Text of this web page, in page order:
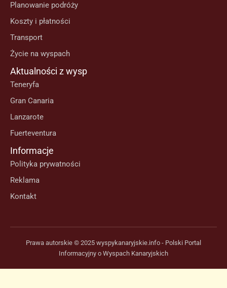
Planowanie podróży
Koszty i płatności
Transport
Życie na wyspach
Aktualności z wysp
Teneryfa
Gran Canaria
Lanzarote
Fuerteventura
Informacje
Polityka prywatności
Reklama
Kontakt
Prawa autorskie © 2025 wyspykanaryjskie.info - Polski Portal
Informacyjny o Wyspach Kanaryjskich